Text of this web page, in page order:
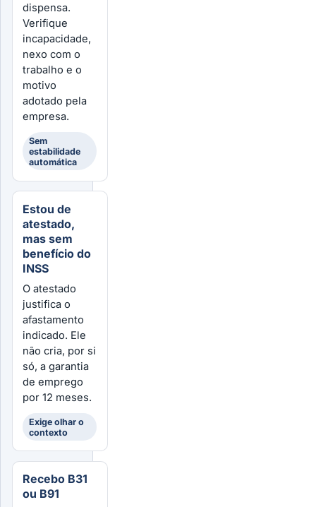
dispensa.
Verifique
incapacidade,
nexo com o
trabalho e o
motivo
adotado pela
empresa.
Sem
estabilidade
automática
Estou de
atestado,
mas sem
benefício do
INSS
O atestado
justifica o
afastamento
indicado. Ele
não cria, por si
só, a garantia
de emprego
por 12 meses.
Exige olhar o
contexto
Recebo B31
ou B91